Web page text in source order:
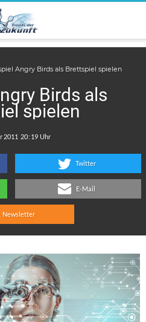
Angry Birds als Brettspiel spielen
Birds als
spielen
:
Twitter
E-Mail
Newsletter